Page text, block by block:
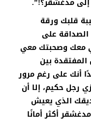
قلبك ورقة
الصداقة على
معك وصحبتك معي
بين
أنك على رغم مرور
رجل حكيم، إلا أن
الذي يعيش
أكثر أمانًا